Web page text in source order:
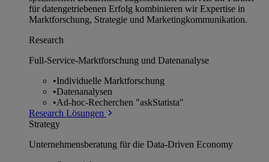
für datengetriebenen Erfolg kombinieren wir Expertise in
Marktforschung, Strategie und Marketingkommunikation.
Research
Full-Service-Marktforschung und Datenanalyse
•Individuelle Marktforschung
•Datenanalysen
•Ad-hoc-Recherchen "askStatista"
Research Lösungen
Strategy
Unternehmens­beratung für die Data-Driven Economy